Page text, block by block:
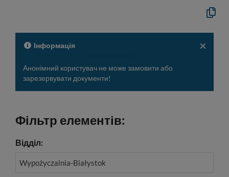
у
×
Інформація
Анонімний користувач не може замовити або
зарезервувати документи!
Фільтр елементів:
Відділ:
Wypożyczalnia-Białystok